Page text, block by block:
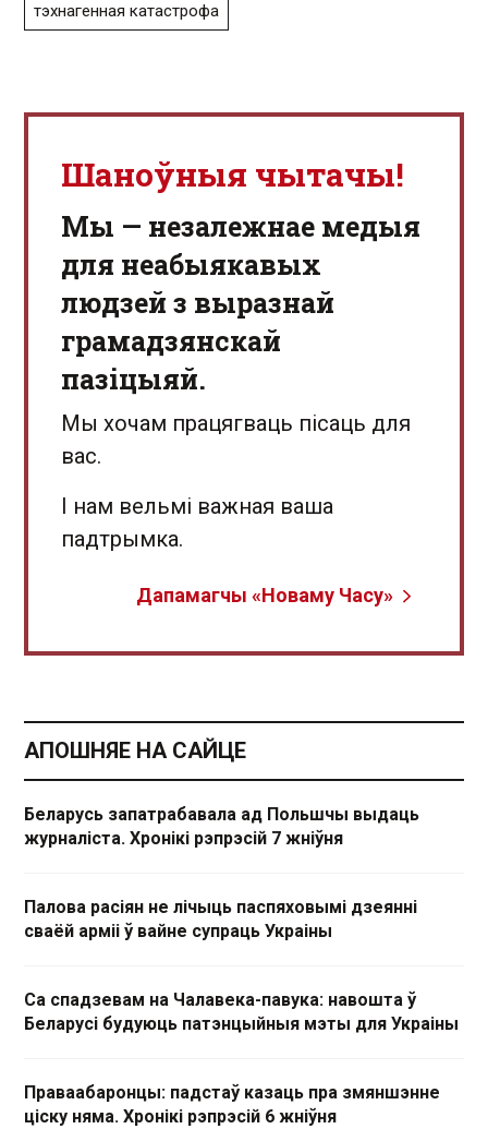
тэхнагенная катастрофа
Шаноўныя чытачы!
Мы — незалежнае медыя
для неабыякавых
людзей з выразнай
грамадзянскай
пазіцыяй.
Мы хочам працягваць пісаць для
вас.
І нам вельмі важная ваша
падтрымка.
Дапамагчы «Новаму Часу»
АПОШНЯЕ НА САЙЦЕ
Беларусь запатрабавала ад Польшчы выдаць
журналіста. Хронікі рэпрэсій 7 жніўня
Палова расіян не лічыць паспяховымі дзеянні
сваёй арміі ў вайне супраць Украіны
Са спадзевам на Чалавека-павука: навошта ў
Беларусі будуюць патэнцыйныя мэты для Украіны
Праваабаронцы: падстаў казаць пра змяншэнне
ціску няма. Хронікі рэпрэсій 6 жніўня